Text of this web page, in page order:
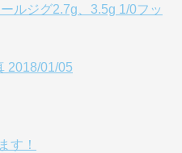
ルジグ2.7g、3.5g 1/0フッ
す！